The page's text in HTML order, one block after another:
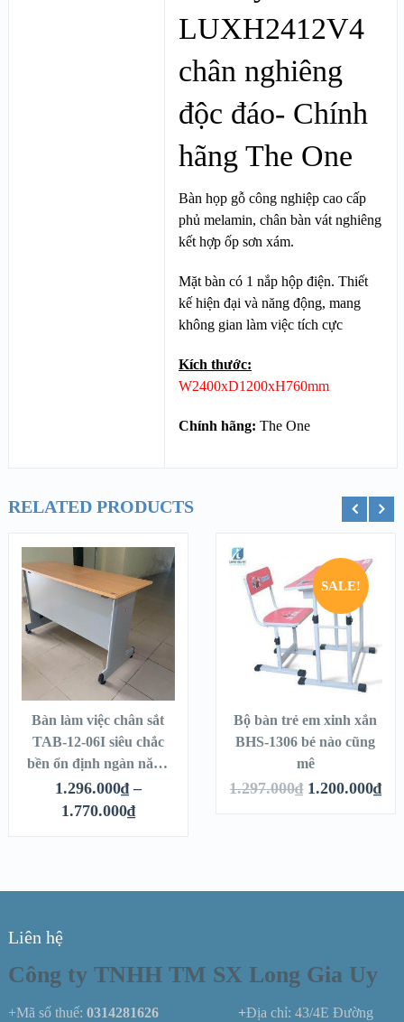
LUXH2412V4
chân nghiêng
độc đáo- Chính
hãng The One
Bàn họp gỗ công nghiệp cao cấp
phủ melamin, chân bàn vát nghiêng
kết hợp ốp sơn xám.
Mặt bàn có 1 nắp hộp điện.Thiết
kế hiện đại và năng động, mang
không gian làm việc tích cực
Kích thước:
W2400xD1200xH760mm
Chính hãng:The One
RELATED PRODUCTS
Bàn làm việc chân sắt
TAB-12-06I siêu chắc
bền ổn định ngàn năm-
Chính hãng Xuân Hoà
1.296.000₫ –
1.770.000₫
SALE!
hàng
Bộ bàn trẻ em xinh xắn
BHS-1306 bé nào cũng
mê
1.297.000₫ 1.200.000₫
Thêm vào giỏ hàng Thêm vào
Liên hệ
Công ty TNHH TM SX Long Gia Uy
+Mã số thuế: 0314281626 +Địa chỉ: 43/4E Đường